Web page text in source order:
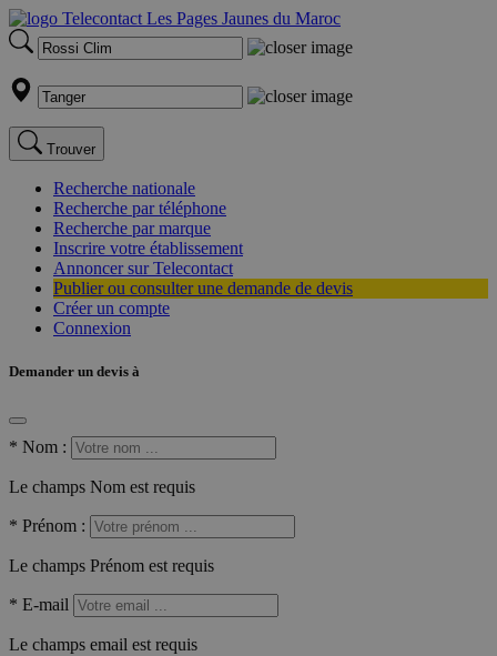
Trouver
Recherche nationale
Recherche par téléphone
Recherche par marque
Inscrire votre établissement
Annoncer sur Telecontact
Publier ou consulter une demande de devis
Créer un compte
Connexion
Demander un devis à
* Nom :
Le champs Nom est requis
* Prénom :
Le champs Prénom est requis
* E-mail
Le champs email est requis